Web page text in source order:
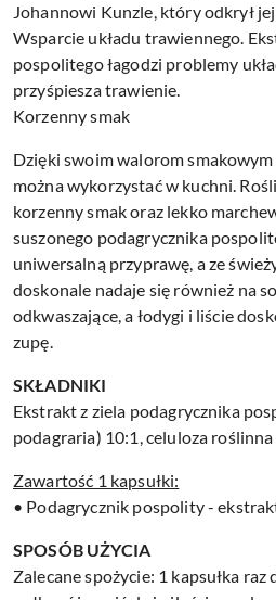
Johannowi Kunzle, który odkrył
Wsparcie układu trawiennego.
pospolitego łagodzi problemy
przyśpiesza trawienie.
Korzenny smak
Dzięki swoim walorom
można wykorzystać w kuchni.
korzenny smak oraz lekko
suszonego podagrycznika
uniwersalną przyprawę, a ze
doskonale nadaje się również na
odkwaszające, a łodygi i liście
zupę.
SKŁADNIKI
Ekstrakt z ziela podagrycznika
podagraria) 10:1, celuloza
Zawartość 1 kapsułki:
• Podagrycznik pospolity -
SPOSÓB UŻYCIA
Zalecane spożycie: 1 kapsułka raz